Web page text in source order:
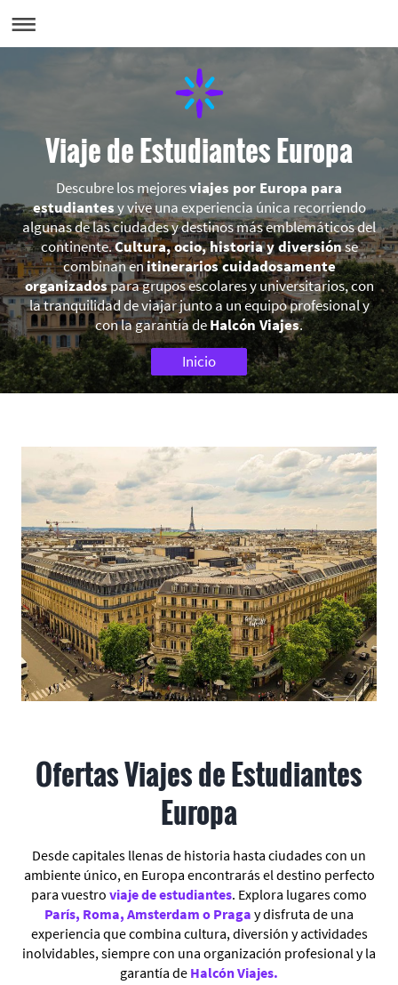
Viaje de Estudiantes Europa
Descubre los mejoresviajes por Europa para
estudiantesy vive una experiencia única recorriendo
algunas de las ciudades y destinos más emblemáticos del
continente.Cultura, ocio, historia y diversiónse
combinan enitinerarios cuidadosamente
organizadospara grupos escolares y universitarios, con
la tranquilidad de viajar junto a un equipo profesional y
con la garantía deHalcón Viajes.
Inicio
Ofertas Viajes de Estudiantes
Europa
Desde capitales llenas de historia hasta ciudades con un
ambiente único, en Europa encontrarás el destino perfecto
para vuestro viaje de estudiantes. Explora lugares como
París, Roma, Amsterdam o Praga y disfruta de una
experiencia que combina cultura, diversión y actividades
inolvidables, siempre con una organización profesional y la
garantía de Halcón Viajes.